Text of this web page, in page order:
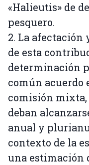
«Halieutis» de
pesquero.
2. La afectación
de esta
determinación
común acuerdo
comisión mixta,
deban
anual y
contexto de la
una estimación